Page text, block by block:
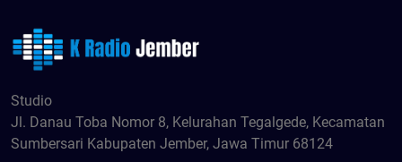
Studio
Jl. Danau Toba Nomor 8, Kelurahan Tegalgede, Kecamatan
Sumbersari Kabupaten Jember, Jawa Timur 68124